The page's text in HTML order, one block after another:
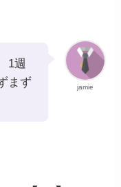
jamie
1週
まず